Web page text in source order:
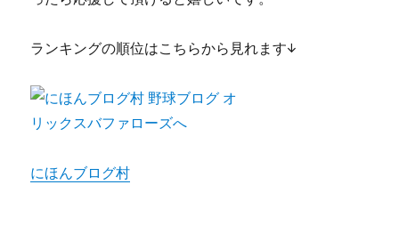
ランキングの順位はこちらから見れます↓
にほんブログ村